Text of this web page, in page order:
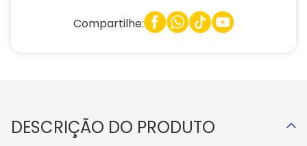
Compartilhe:
DESCRIÇÃO DO PRODUTO